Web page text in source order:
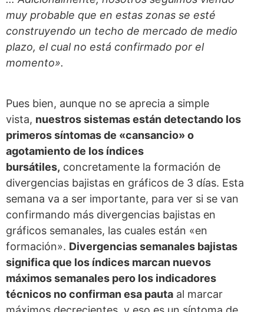
muy probable que en estas zonas se esté
construyendo un techo de mercado de medio
plazo, el cual no está confirmado por el
momento».
Pues bien, aunque no se aprecia a simple
vista, nuestros sistemas están detectando los
primeros síntomas de «cansancio» o
agotamiento de los índices
bursátiles, concretamente la formación de
divergencias bajistas en gráficos de 3 días. Esta
semana va a ser importante, para ver si se van
confirmando más divergencias bajistas en
gráficos semanales, las cuales están «en
formación». Divergencias semanales bajistas
significa que los índices marcan nuevos
máximos semanales pero los indicadores
técnicos no confirman esa pauta al marcar